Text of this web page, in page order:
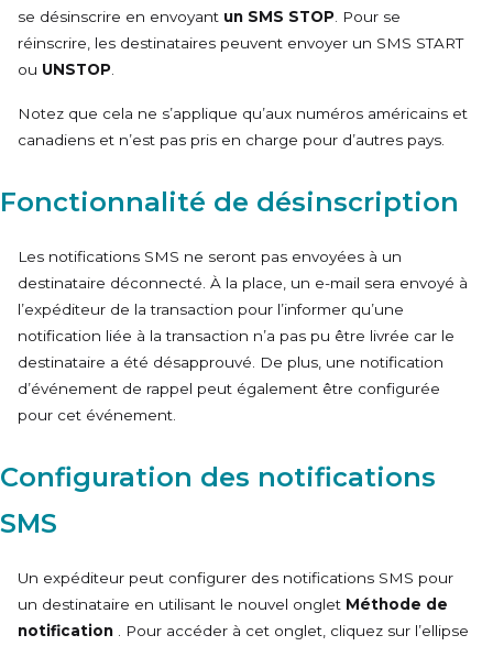
se désinscrire en envoyant un SMS STOP . Pour se
réinscrire, les destinataires peuvent envoyer un SMS START
ou UNSTOP
Notez que cela ne s’applique qu’aux numéros américains et
canadiens et n’est pas pris en charge pour d’autres pays.
Fonctionnalité de désinscription
Les notifications SMS ne seront pas envoyées à un
destinataire déconnecté. À la place, un e-mail sera envoyé à
l’expéditeur de la transaction pour l’informer qu’une
notification liée à la transaction n’a pas pu être livrée car le
destinataire a été désapprouvé. De plus, une notification
d’événement de rappel peut également être configurée
pour cet événement.
Configuration des notifications
SMS
Un expéditeur peut configurer des notifications SMS pour
un destinataire en utilisant le nouvel onglet Méthode de
notification
. Pour accéder à cet onglet, cliquez sur l’ellipse